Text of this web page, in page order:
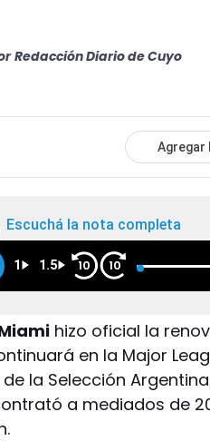
Redacción Diario de Cuyo
Agregar
Escuchá la nota completa
1 1.5 10 10
hizo oficial la
en la Major
la Selección
a mediados de